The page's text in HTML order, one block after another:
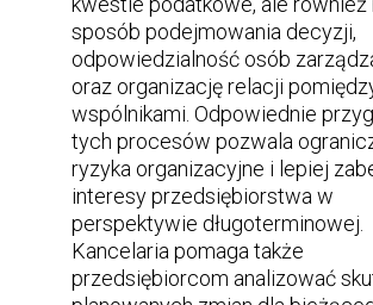
sposób podejmowania decyzji,
odpowiedzialność osób
oraz organizację relacji
wspólnikami. Odpowiednie
tych procesów pozwala
ryzyka organizacyjne i lepiej
interesy przedsiębiorstwa w
perspektywie długoterminowej.
Kancelaria pomaga także
przedsiębiorcom analizować